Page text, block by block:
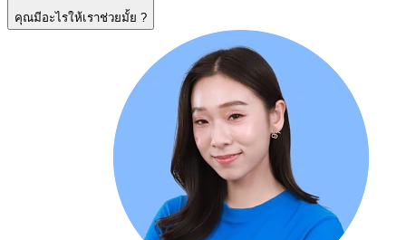
คุณมีอะไรให้เราช่วยมั้ย ?